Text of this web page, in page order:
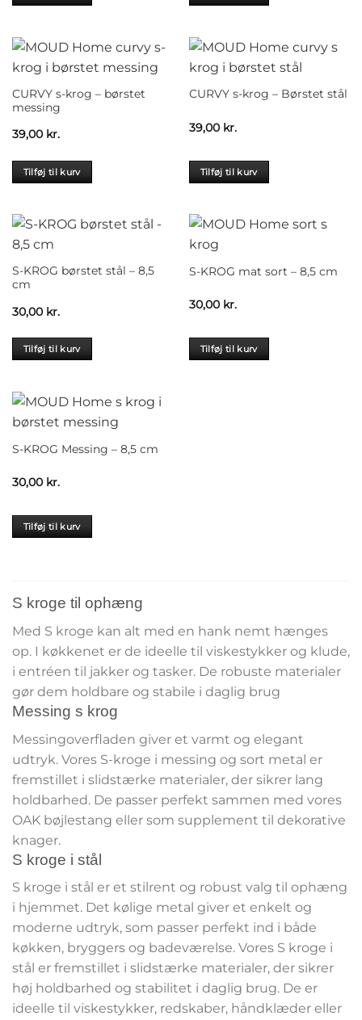
CURVY s-krog – børstet
messing
39,00 kr.
Tilføj til kurv
CURVY s-krog – Børstet stål
39,00 kr.
Tilføj til kurv
S-KROG børstet stål – 8,5
cm
30,00 kr.
Tilføj til kurv
S-KROG mat sort – 8,5 cm
30,00 kr.
Tilføj til kurv
S-KROG Messing – 8,5 cm
30,00 kr.
Tilføj til kurv
S kroge til ophæng
Med S kroge kan alt med en hank nemt hænges
op. I køkkenet er de ideelle til viskestykker og klude,
i entréen til jakker og tasker. De robuste materialer
gør dem holdbare og stabile i daglig brug
Messing s krog
Messingoverfladen giver et varmt og elegant
udtryk. Vores S-kroge i messing og sort metal er
fremstillet i slidstærke materialer, der sikrer lang
holdbarhed. De passer perfekt sammen med vores
OAK bøjlestang eller som supplement til dekorative
knager.
S kroge i stål
S kroge i stål er et stilrent og robust valg til ophæng
i hjemmet. Det kølige metal giver et enkelt og
moderne udtryk, som passer perfekt ind i både
køkken, bryggers og badeværelse. Vores S kroge i
stål er fremstillet i slidstærke materialer, der sikrer
høj holdbarhed og stabilitet i daglig brug. De er
ideelle til viskestykker, redskaber, håndklæder eller